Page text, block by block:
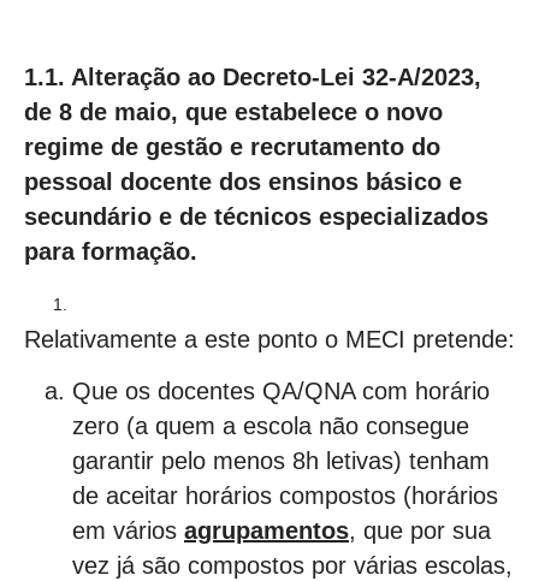
1.1. Alteração ao Decreto-Lei 32-A/2023,
de 8 de maio, que estabelece o novo
regime de gestão e recrutamento do
pessoal docente dos ensinos básico e
secundário e de técnicos especializados
para formação.
Relativamente a este ponto o MECI pretende:
Que os docentes QA/QNA com horário
zero (a quem a escola não consegue
garantir pelo menos 8h letivas) tenham
de aceitar horários compostos (horários
em vários agrupamentos, que por sua
vez já são compostos por várias escolas,